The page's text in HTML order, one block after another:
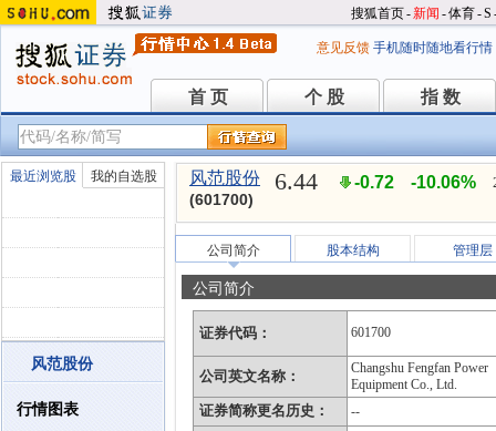
搜狐首页-新闻 -体育-S
意见反馈 手机随时随地看行情
首 页
首 页 个 股
个 股 指 数
指 数
最近浏览股 我的自选股
风范股份
行情图表
风范股份
(601700)
6.44 -0.72 -10.06%
公司简介 股本结构 管理层
公司简介
证券代码： 601700
公司英文名称：
Changshu Fengfan Power
Equipment Co., Ltd.
证券简称更名历史： --